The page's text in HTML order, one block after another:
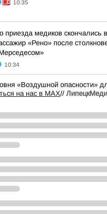
10:35
приезда медиков скончались
«Рено» после
10:34
«Воздушной опасности»
на нас в МАХ//